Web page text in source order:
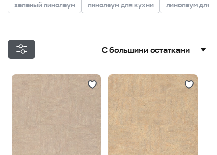
зеленый линолеум линолеум для кухни линолеум для
С большими остатками
Дешевле
Дороже